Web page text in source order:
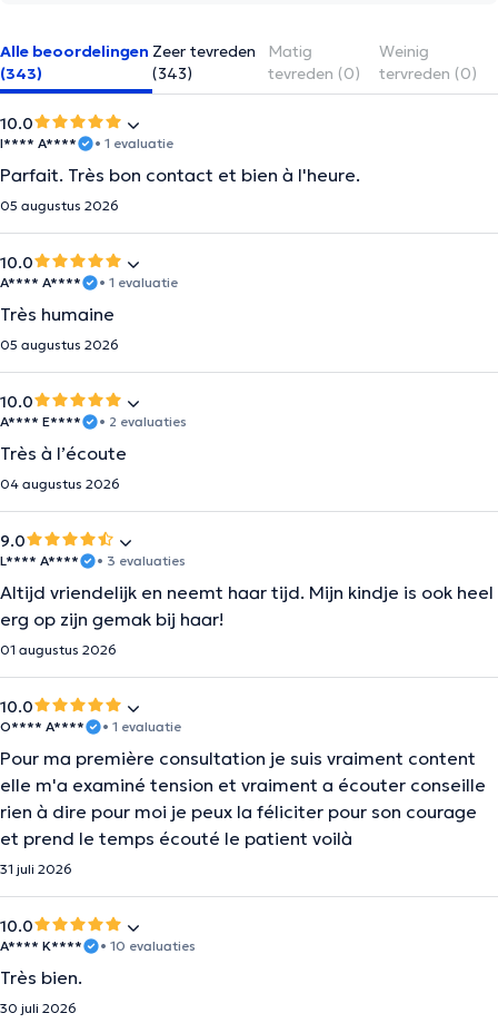
Alle beoordelingen
(343)
Zeer tevreden
(343)
Matig
tevreden (0)
Weinig
tervreden (0)
10.0
I**** A**** • 1 evaluatie
Parfait. Très bon contact et bien à l'heure.
05 augustus 2026
10.0
A**** A**** • 1 evaluatie
Très humaine
05 augustus 2026
10.0
A**** E**** • 2 evaluaties
Très à l’écoute
04 augustus 2026
9.0
L**** A**** • 3 evaluaties
Altijd vriendelijk en neemt haar tijd. Mijn kindje is ook heel
erg op zijn gemak bij haar!
01 augustus 2026
10.0
O**** A**** • 1 evaluatie
Pour ma première consultation je suis vraiment content
elle m'a examiné tension et vraiment a écouter conseille
rien à dire pour moi je peux la féliciter pour son courage
et prend le temps écouté le patient voilà
31 juli 2026
10.0
A**** K**** • 10 evaluaties
Très bien.
30 juli 2026